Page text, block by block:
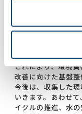
集しています。ま
の世界資源研究所
における水ストレ
います。
これにより、環境
改善に向けた基盤整
今後は、収集した
いきます。あわせ
イクルの推進、水